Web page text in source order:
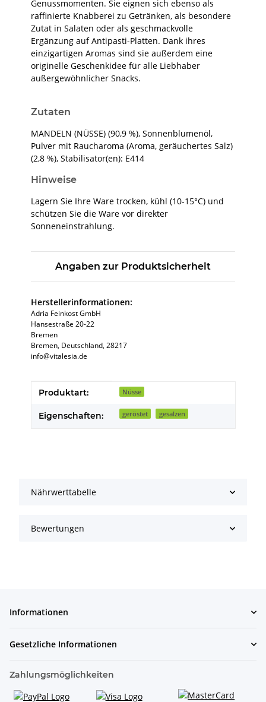
Genussmomenten. Sie eignen sich ebenso als
raffinierte Knabberei zu Getränken, als besondere
Zutat in Salaten oder als geschmackvolle
Ergänzung auf Antipasti-Platten. Dank ihres
einzigartigen Aromas sind sie außerdem eine
originelle Geschenkidee für alle Liebhaber
außergewöhnlicher Snacks.
Zutaten
MANDELN (NÜSSE) (90,9 %), Sonnenblumenöl,
Pulver mit Raucharoma (Aroma, geräuchertes Salz)
(2,8 %), Stabilisator(en): E414
Hinweise
Lagern Sie Ihre Ware trocken, kühl (10-15°C) und
schützen Sie die Ware vor direkter
Sonneneinstrahlung.
Angaben zur Produktsicherheit
Herstellerinformationen:
Adria Feinkost GmbH
Hansestraße 20-22
Bremen
Bremen, Deutschland, 28217
info@vitalesia.de
Produkteigenschaft
Wert
Produktart: Nüsse
Eigenschaften: geröstet gesalzen
Nährwerttabelle
Bewertungen
Informationen
Gesetzliche Informationen
Zahlungsmöglichkeiten